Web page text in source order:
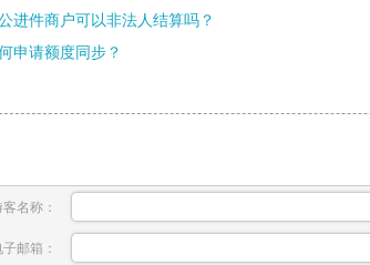
进件商户可以非法人结算吗？
申请额度同步？
客名称：
子邮箱：